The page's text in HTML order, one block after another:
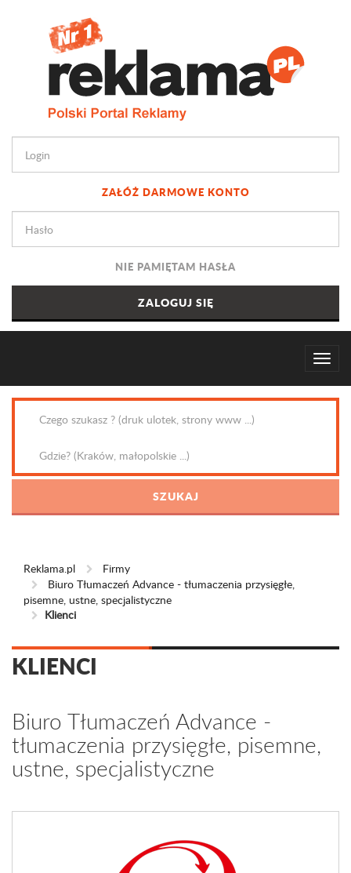
ZAŁÓŻ DARMOWE KONTO
NIE PAMIĘTAM HASŁA
Reklama.pl
Firmy
Biuro Tłumaczeń Advance - tłumaczenia przysięgłe,
pisemne, ustne, specjalistyczne
Klienci
KLIENCI
Biuro Tłumaczeń Advance -
tłumaczenia przysięgłe, pisemne,
ustne, specjalistyczne